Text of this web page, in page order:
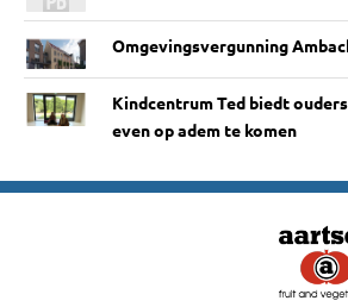
Omgevingsvergunning
Kindcentrum Ted biedt
even op adem te komen